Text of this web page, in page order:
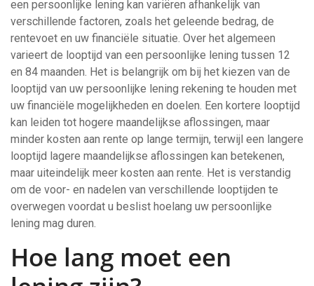
een persoonlijke lening kan variëren afhankelijk van
verschillende factoren, zoals het geleende bedrag, de
rentevoet en uw financiële situatie. Over het algemeen
varieert de looptijd van een persoonlijke lening tussen 12
en 84 maanden. Het is belangrijk om bij het kiezen van de
looptijd van uw persoonlijke lening rekening te houden met
uw financiële mogelijkheden en doelen. Een kortere looptijd
kan leiden tot hogere maandelijkse aflossingen, maar
minder kosten aan rente op lange termijn, terwijl een langere
looptijd lagere maandelijkse aflossingen kan betekenen,
maar uiteindelijk meer kosten aan rente. Het is verstandig
om de voor- en nadelen van verschillende looptijden te
overwegen voordat u beslist hoelang uw persoonlijke
lening mag duren.
Hoe lang moet een